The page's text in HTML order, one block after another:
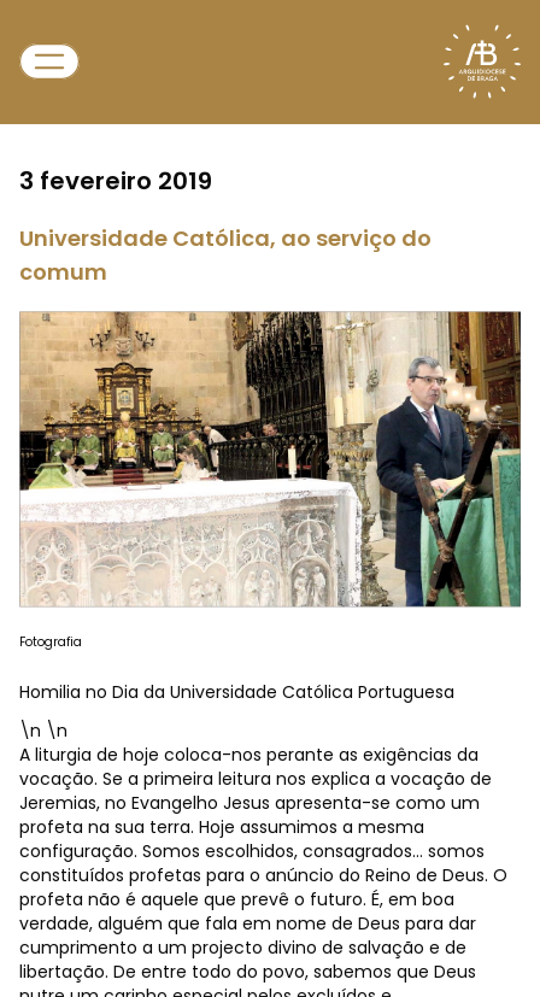
3 fevereiro 2019
Universidade Católica, ao serviço do
comum
Fotografia
Homilia no Dia da Universidade Católica Portuguesa
\n \n
A liturgia de hoje coloca-nos perante as exigências da
vocação. Se a primeira leitura nos explica a vocação de
Jeremias, no Evangelho Jesus apresenta-se como um
profeta na sua terra. Hoje assumimos a mesma
configuração. Somos escolhidos, consagrados… somos
constituídos profetas para o anúncio do Reino de Deus. O
profeta não é aquele que prevê o futuro. É, em boa
verdade, alguém que fala em nome de Deus para dar
cumprimento a um projecto divino de salvação e de
libertação. De entre todo do povo, sabemos que Deus